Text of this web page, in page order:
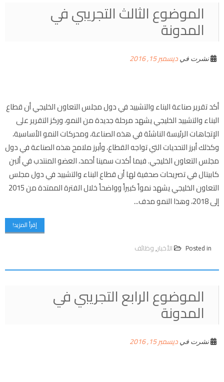
الموضوع الثالث التجريبي في
المدونة
نشرت في ديسمبر 15, 2016
أكد تقرير صناعة البناء والتشييد في دول مجلس التعاون الخليجي أن قطاع
البناء والتشييد الخليجي يشهد مرحلة جديدة من النمو، وركز التقرير على
الإتجاهات الرئيسة الناشئة في هذه الصناعة، ومحركات النمو الأساسية،
وكذلك أبرز التحديات التي تواجه القطاع، وأبرز ملامح هذه الصناعة في دول
مجلس التعاون الخليجي. فيما أكدت سمينا أحمد، العضو المنتدب في ألبن
كابيتال في تصريحات صحفية لها أن قطاع البناء والتشييد في دول مجلس
التعاون الخليجي يشهد نمواً كبيراً وواضحاً خلال الفترة الممتدة من 2015
إلى 2018، وهذا النمو مدف...
إقرأ المزيد!
Posted in الأخبار,وظائف
الموضوع الرابع التجريبي في
المدونة
نشرت في ديسمبر 15, 2016